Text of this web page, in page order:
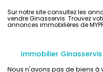
Qui
Créer une alerte
Sur notre site consultez les
vendre Ginasservis. Trouvez
annonces immobilières de
Immobilier Ginasservis
Nous n'avons pas de biens